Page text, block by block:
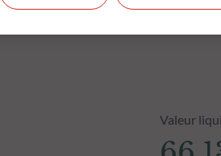
Valeur